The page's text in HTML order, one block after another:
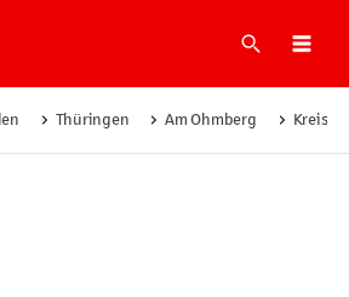
Suche
Thüringen Am Ohmberg